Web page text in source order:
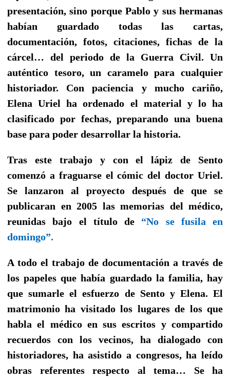
presentación, sino porque Pablo y sus hermanas
habían guardado todas las cartas,
documentación, fotos, citaciones, fichas de la
cárcel… del periodo de la Guerra Civil. Un
auténtico tesoro, un caramelo para cualquier
historiador. Con paciencia y mucho cariño,
Elena Uriel ha ordenado el material y lo ha
clasificado por fechas, preparando una buena
base para poder desarrollar la historia.
Tras este trabajo y con el lápiz de Sento
comenzó a fraguarse el cómic del doctor Uriel.
Se lanzaron al proyecto después de que se
publicaran en 2005 las memorias del médico,
reunidas bajo el título de “No se fusila en
domingo”.
A todo el trabajo de documentación a través de
los papeles que había guardado la familia, hay
que sumarle el esfuerzo de Sento y Elena. El
matrimonio ha visitado los lugares de los que
habla el médico en sus escritos y compartido
recuerdos con los vecinos, ha dialogado con
historiadores, ha asistido a congresos, ha leído
obras referentes respecto al tema… Se ha